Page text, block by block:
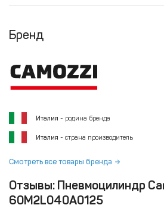
Бренд
Италия - родина бренда
Италия - страна производитель
Смотреть все товары бренда
Отзывы: Пневмоцилиндр
60M2L040A0125